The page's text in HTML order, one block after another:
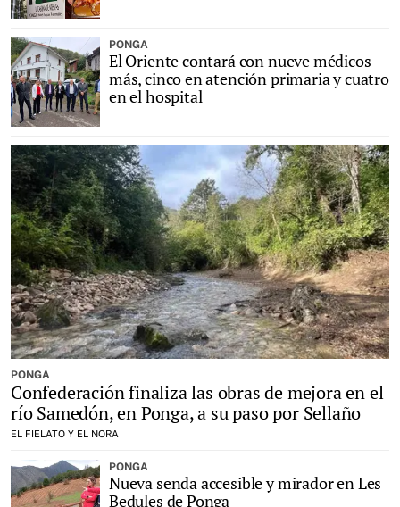
PONGA
El Oriente contará con nueve médicos
más, cinco en atención primaria y cuatro
en el hospital
PONGA
Confederación finaliza las obras de mejora en el
río Samedón, en Ponga, a su paso por Sellaño
EL FIELATO Y EL NORA
PONGA
Nueva senda accesible y mirador en Les
Bedules de Ponga